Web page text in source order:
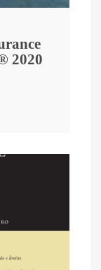
2020